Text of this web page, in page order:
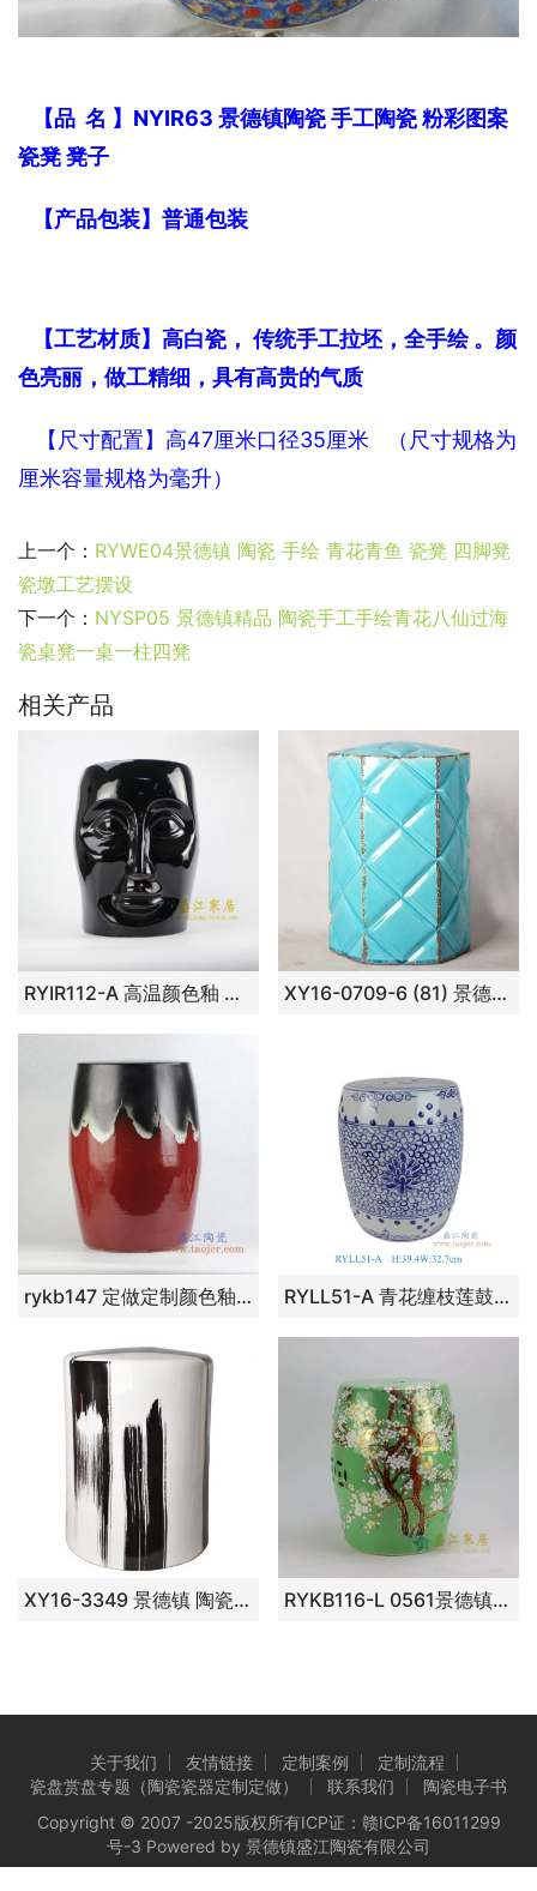
【品  名 】NYIR63 景德镇陶瓷 手工陶瓷 粉彩图案
瓷凳 凳子
【产品包装】普通包装
【工艺材质】高白瓷， 传统手工拉坯，全手绘 。颜
色亮丽，做工精细，具有高贵的气质
【尺寸配置】高47厘米口径35厘米
（尺寸规格为
厘米容量规格为毫升）
上一个： RYWE04景德镇 陶瓷 手绘 青花青鱼 瓷凳 四脚凳
瓷墩工艺摆设
下一个： NYSP05 景德镇精品 陶瓷手工手绘青花八仙过海
瓷桌凳一桌一柱四凳
相关产品
RYIR112-A 高温颜色釉 黑色人脸凳子 XY16-0709-6 (81) 景德镇 棱形多边形瓷墩中高温色釉陶瓷凳室内室外摆设
rykb147 定做定制颜色釉红黑凉凳 花园凳 换鞋凳 RYLL51-A 青花缠枝莲鼓凳凉墩
XY16-3349 景德镇 陶瓷凳子瓷墩花园凳中高温色釉厂家直销 RYKB116-L 0561景德镇陶瓷 粉彩梅花镀金鼓凳 凉墩 瓷凳 尺寸：肚径 33厘米 高 44厘米
关于我们 友情链接 定制案例
定制流程
瓷盘赏盘专题（陶瓷瓷器定制定做）
联系我们
陶瓷电子书
Copyright © 2007 -2025版权所有ICP证： 赣ICP备16011299
号-3 Powered by 景德镇盛江陶瓷有限公司